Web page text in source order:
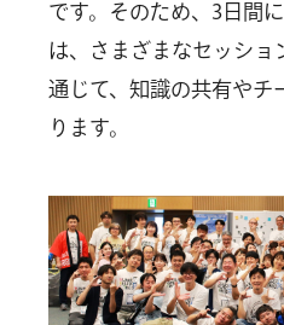
です。そのため、3日間
は、さまざまなセッショ
通じて、知識の共有やチ
ります。